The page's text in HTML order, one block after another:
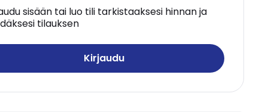
sisään tai luo tili tarkistaaksesi hinnan ja
tilauksen
Kirjaudu